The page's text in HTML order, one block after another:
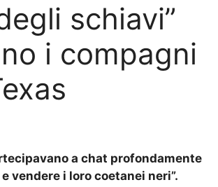
schiavi”
i compagni
a chat profondamente
vendere i loro coetanei neri”.